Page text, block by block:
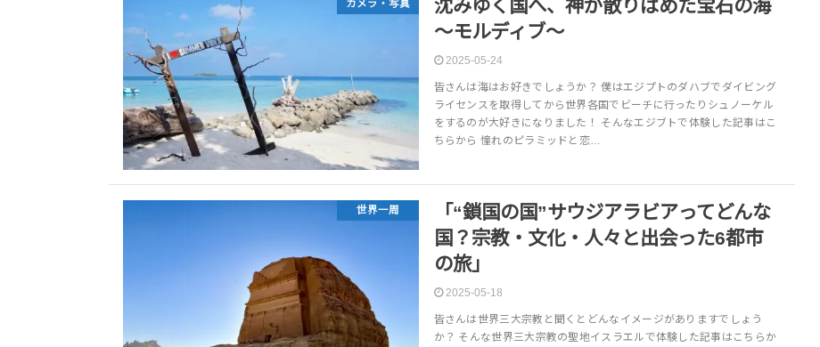
カメラ・写真
沈みゆく国へ、神が散りばめた宝石の海
～モルディブ～
2025-05-24
皆さんは海はお好きでしょうか？ 僕はエジプトのダハブでダイビング
ライセンスを取得してから世界各国でビーチに行ったりシュノーケル
をするのが大好きになりました！ そんなエジブトで体験した記事はこ
ちらから 憧れのピラミッドと恋…
世界一周
「“鎖国の国”サウジアラビアってどんな
国？宗教・文化・人々と出会った6都市
の旅」
2025-05-18
皆さんは世界三大宗教と聞くとどんなイメージがありますでしょう
か？ そんな世界三大宗教の聖地イスラエルで体験した記事はこちらか